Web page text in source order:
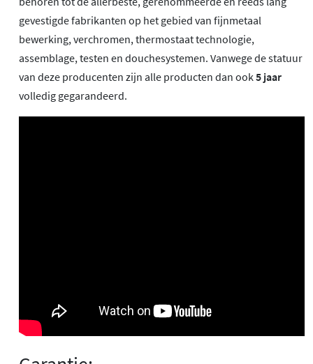
gevestigde fabrikanten op het gebied van fijnmetaal
bewerking, verchromen, thermostaat technologie,
assemblage, testen en douchesystemen. Vanwege de statuur
van deze producenten zijn alle producten dan ook5 jaar
volledig gegarandeerd.